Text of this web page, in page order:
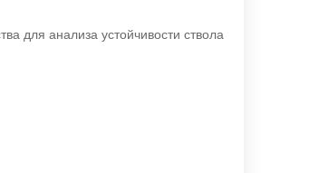
для анализа устойчивости ствола